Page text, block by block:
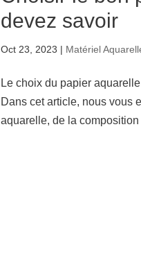
devez savoir
Oct 23, 2023 | Matériel
Le choix du papier
Dans cet article, nous vous
aquarelle, de la composition